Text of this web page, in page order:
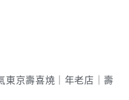
東京壽喜燒｜年老店｜壽